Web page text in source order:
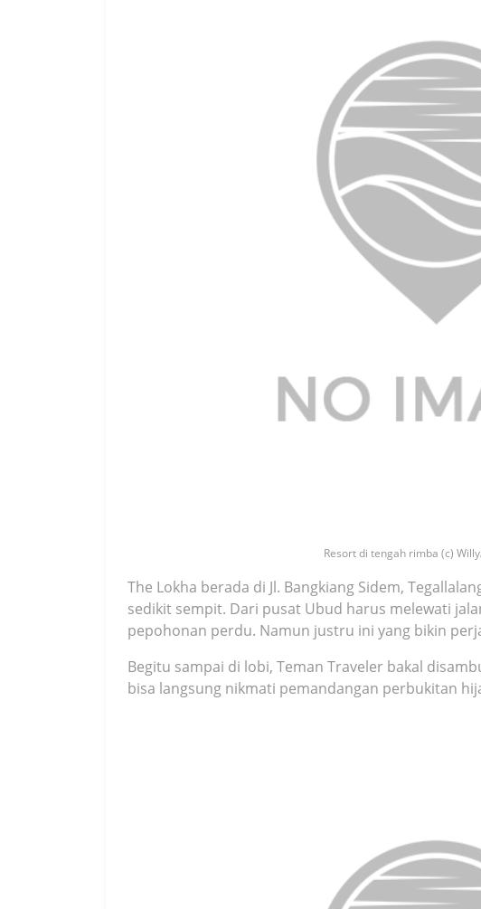
Resort di tengah rimba (c)
The Lokha berada di Jl. Bangkiang Sidem,
sedikit sempit. Dari pusat Ubud harus melewati
pepohonan perdu. Namun justru ini yang bikin
Begitu sampai di lobi, Teman Traveler bakal
bisa langsung nikmati pemandangan perbukitan